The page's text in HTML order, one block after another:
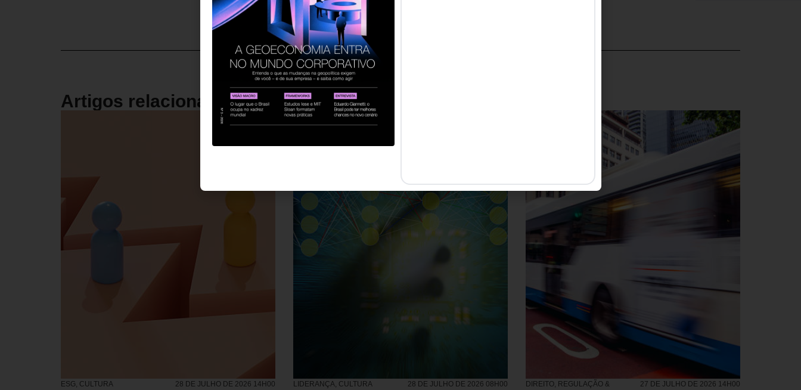
Artigos relacionados
ESG, CULTURA
28 DE JULHO DE 2026 14H00 LIDERANÇA, CULTURA
28 DE JULHO DE 2026 08H00
DIREITO, REGULAÇÃO &
27 DE JULHO DE 2026 14H00